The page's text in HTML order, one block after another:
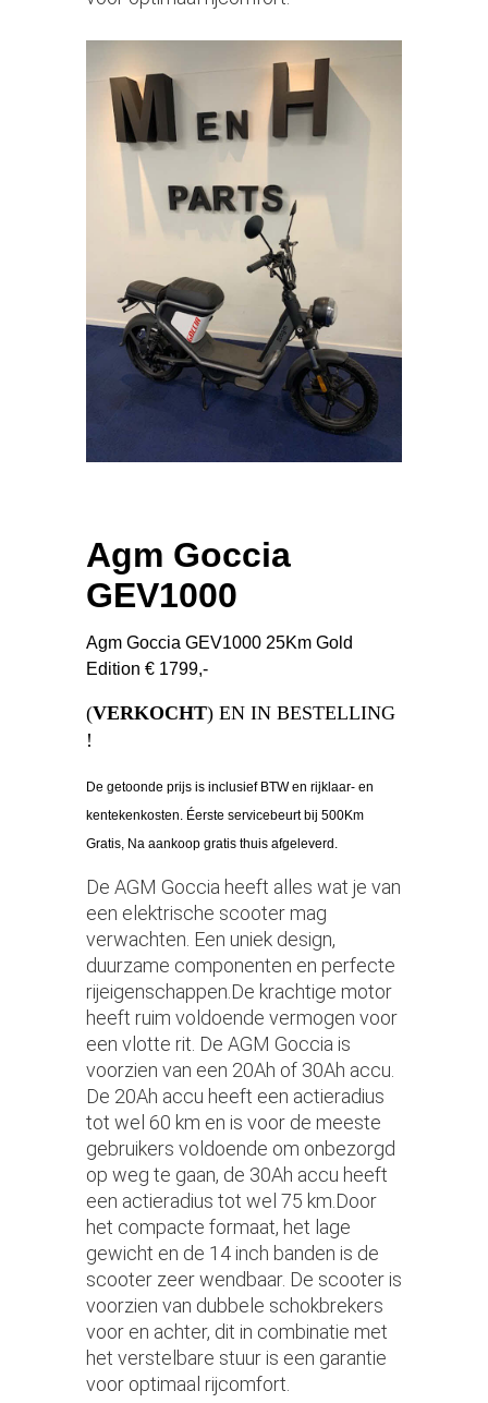
Agm Goccia
GEV1000
Agm Goccia GEV1000 25Km Gold
Edition € 1799,-
(VERKOCHT) EN IN BESTELLING
!
De getoonde prijs is inclusief BTW en rijklaar- en
kentekenkosten. Éerste servicebeurt bij 500Km
Gratis, Na aankoop gratis thuis afgeleverd.
De AGM Goccia heeft alles wat je van
een elektrische scooter mag
verwachten. Een uniek design,
duurzame componenten en perfecte
rijeigenschappen.De krachtige motor
heeft ruim voldoende vermogen voor
een vlotte rit. De AGM Goccia is
voorzien van een 20Ah of 30Ah accu.
De 20Ah accu heeft een actieradius
tot wel 60 km en is voor de meeste
gebruikers voldoende om onbezorgd
op weg te gaan, de 30Ah accu heeft
een actieradius tot wel 75 km.Door
het compacte formaat, het lage
gewicht en de 14 inch banden is de
scooter zeer wendbaar. De scooter is
voorzien van dubbele schokbrekers
voor en achter, dit in combinatie met
het verstelbare stuur is een garantie
voor optimaal rijcomfort.